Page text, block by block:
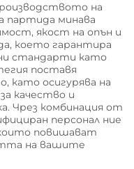
на
партида минава
якост на опън и
което гарантира
стандарти като
поставя
като осигурява на
качество и
Чрез комбинация от
персонал ние
повишават
на вашите